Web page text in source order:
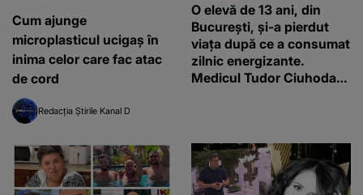
Cum ajunge
microplasticul ucigaș în
inima celor care fac atac
de cord
Redacția Știrile Kanal D
O elevă de 13 ani, din
București, și-a pierdut
viața după ce a consumat
zilnic energizante.
Medicul Tudor Ciuhodaru